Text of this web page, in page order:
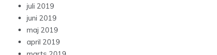
juli 2019
juni 2019
maj 2019
april 2019